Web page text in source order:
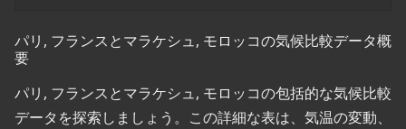
パリ, フランスとマラケシュ, モロッコの気候比較データ概
要
パリ, フランスとマラケシュ, モロッコの包括的な気候比較
データを探索しましょう。この詳細な表は、気温の変動、